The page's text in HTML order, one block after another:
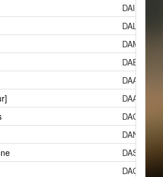
DAI
DALa
DAM
DAE
DAAd
DAAb
DAGb
DAN
DAS
DAGc